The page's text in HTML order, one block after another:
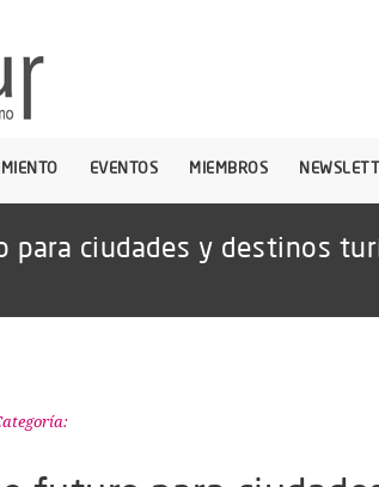
EVENTOS MIEMBROS
para ciudades y destinos